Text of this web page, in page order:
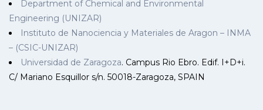
Department of Chemical and Environmental
Engineering (UNIZAR)
Instituto de Nanociencia y Materiales de Aragon – INMA
– (CSIC-UNIZAR)
Universidad de Zaragoza. Campus Rio Ebro. Edif. I+D+i.
C/ Mariano Esquillor s/n. 50018-Zaragoza, SPAIN